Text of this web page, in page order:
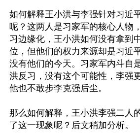
如何解释王小洪与李强针对习近
呢？这两人是习家军的核心人物
习边缘化，王小洪如何没有拿到
位，但他们的权力来源却是习近
没有他们的今天。习家军内斗自
洪反习，没有这个可能性，李强
他也不敢步李克强后尘。
那么如何解释，王小洪李强二人
了这一现象呢？后文稍加分析。